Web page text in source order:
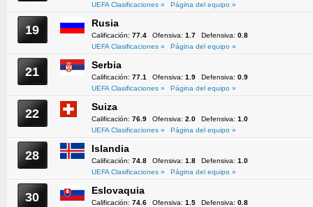
UEFA Clasificaciones »
Página del equipo »
19 Rusia
Calificación: 77.4 Ofensiva: 1.7 Defensiva: 0.8
UEFA Clasificaciones »
Página del equipo »
21 Serbia
Calificación: 77.1 Ofensiva: 1.9 Defensiva: 0.9
UEFA Clasificaciones »
Página del equipo »
22 Suiza
Calificación: 76.9 Ofensiva: 2.0 Defensiva: 1.0
UEFA Clasificaciones »
Página del equipo »
28 Islandia
Calificación: 74.8 Ofensiva: 1.8 Defensiva: 1.0
UEFA Clasificaciones »
Página del equipo »
30 Eslovaquia
Calificación: 74.6 Ofensiva: 1.5 Defensiva: 0.8